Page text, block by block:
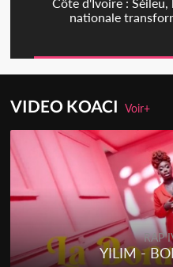
nationale
VIDEO KOACIVoir+
RAP
YILIM -